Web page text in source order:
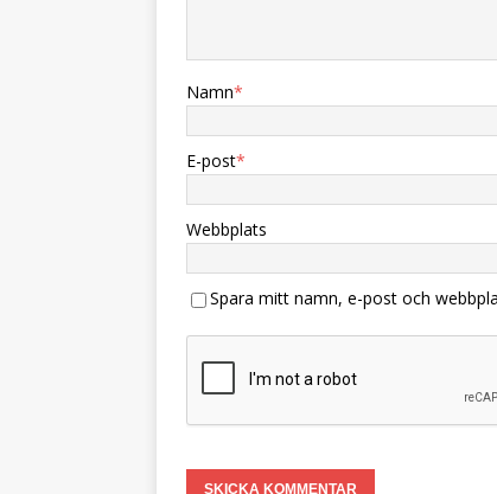
Namn*
E-post*
Webbplats
Spara mitt namn, e-post och